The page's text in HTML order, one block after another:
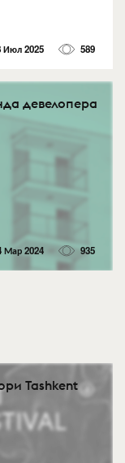
Июл 2025 589
девелопера
Мар 2024 935
Tashkent